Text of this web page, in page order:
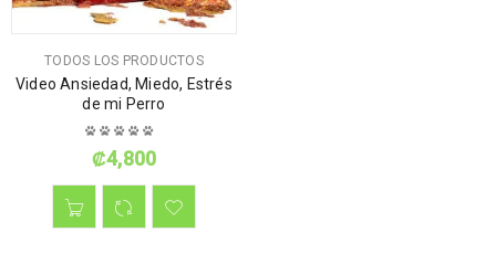
TODOS LOS PRODUCTOS
Video Ansiedad, Miedo, Estrés
de mi Perro
₡4,800